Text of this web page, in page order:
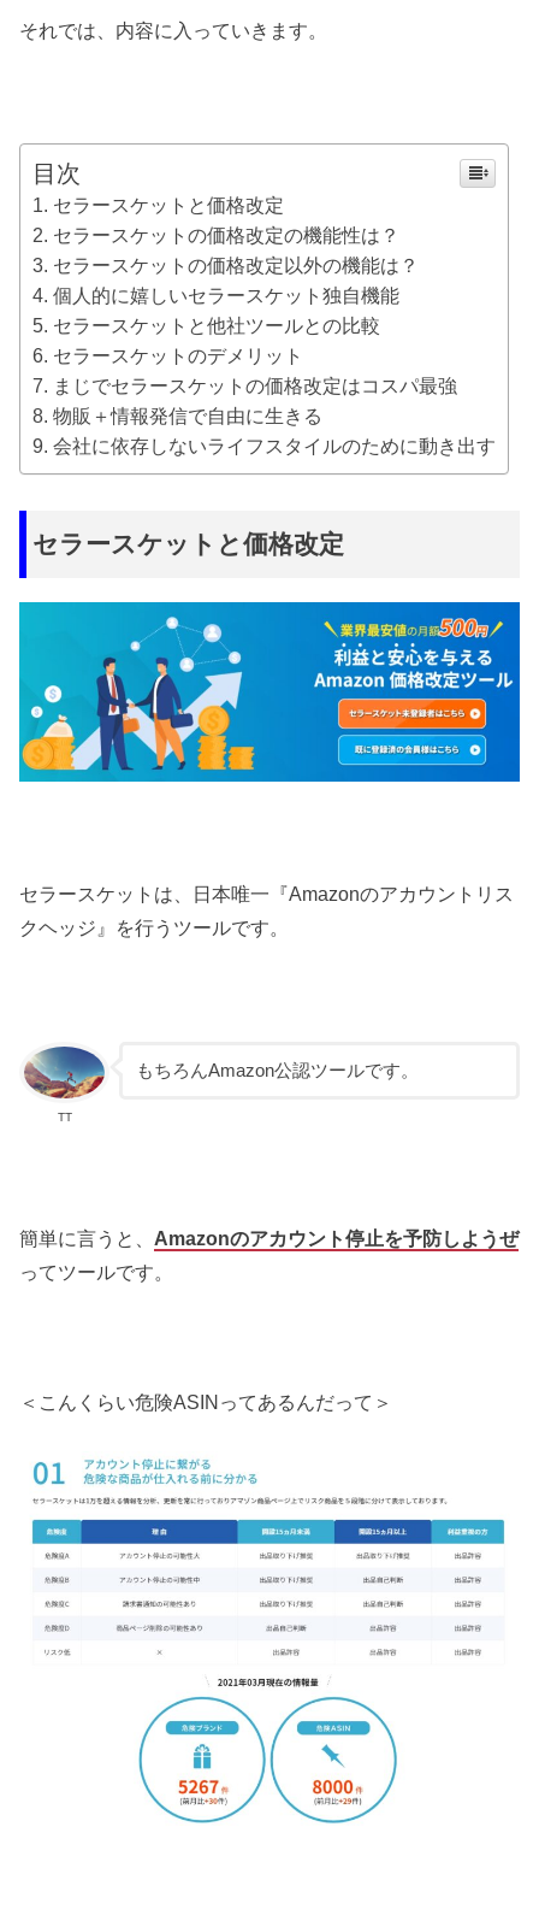
それでは、内容に入っていきます。
目次
セラースケットと価格改定
セラースケットの価格改定の機能性は？
セラースケットの価格改定以外の機能は？
個人的に嬉しいセラースケット独自機能
セラースケットと他社ツールとの比較
セラースケットのデメリット
まじでセラースケットの価格改定はコスパ最強
物販＋情報発信で自由に生きる
会社に依存しないライフスタイルのために動き出す
セラースケットと価格改定
セラースケットは、日本唯一『Amazonのアカウントリス
クヘッジ』を行うツールです。
TT
もちろんAmazon公認ツールです。
簡単に言うと、 Amazonのアカウント停止を予防しようぜ
ってツールです。
＜こんくらい危険ASINってあるんだって＞